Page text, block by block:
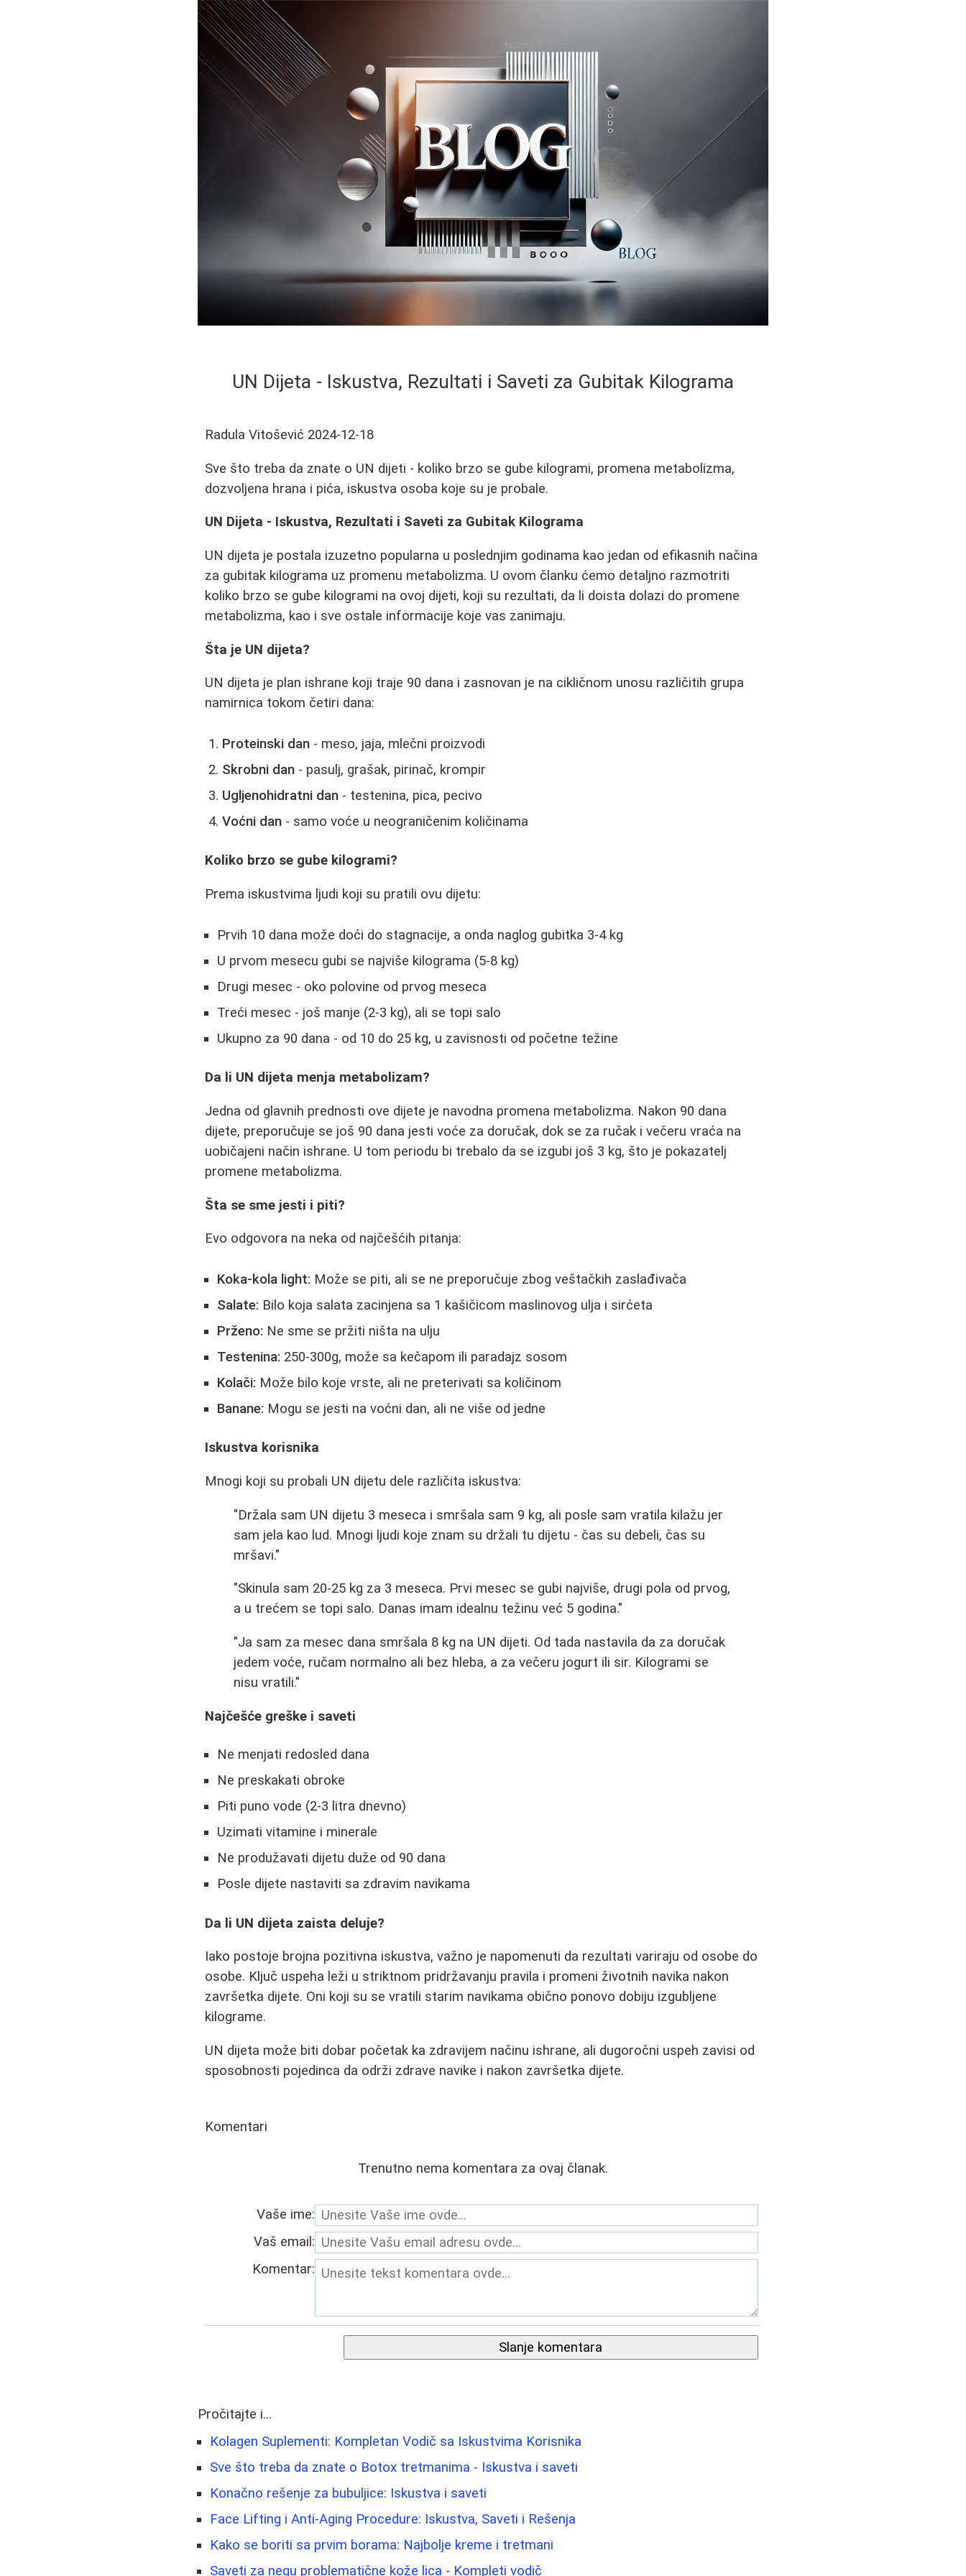
UN Dijeta - Iskustva, Rezultati i Saveti za Gubitak Kilograma
Radula Vitošević 2024-12-18
Sve što treba da znate o UN dijeti - koliko brzo se gube kilogrami, promena metabolizma,
dozvoljena hrana i pića, iskustva osoba koje su je probale.
UN Dijeta - Iskustva, Rezultati i Saveti za Gubitak Kilograma
UN dijeta je postala izuzetno popularna u poslednjim godinama kao jedan od efikasnih načina
za gubitak kilograma uz promenu metabolizma. U ovom članku ćemo detaljno razmotriti
koliko brzo se gube kilogrami na ovoj dijeti, koji su rezultati, da li doista dolazi do promene
metabolizma, kao i sve ostale informacije koje vas zanimaju.
Šta je UN dijeta?
UN dijeta je plan ishrane koji traje 90 dana i zasnovan je na cikličnom unosu različitih grupa
namirnica tokom četiri dana:
Proteinski dan - meso, jaja, mlečni proizvodi
Skrobni dan - pasulj, grašak, pirinač, krompir
Ugljenohidratni dan - testenina, pica, pecivo
Voćni dan - samo voće u neograničenim količinama
Koliko brzo se gube kilogrami?
Prema iskustvima ljudi koji su pratili ovu dijetu:
Prvih 10 dana može doći do stagnacije, a onda naglog gubitka 3-4 kg
U prvom mesecu gubi se najviše kilograma (5-8 kg)
Drugi mesec - oko polovine od prvog meseca
Treći mesec - još manje (2-3 kg), ali se topi salo
Ukupno za 90 dana - od 10 do 25 kg, u zavisnosti od početne težine
Da li UN dijeta menja metabolizam?
Jedna od glavnih prednosti ove dijete je navodna promena metabolizma. Nakon 90 dana
dijete, preporučuje se još 90 dana jesti voće za doručak, dok se za ručak i večeru vraća na
uobičajeni način ishrane. U tom periodu bi trebalo da se izgubi još 3 kg, što je pokazatelj
promene metabolizma.
Šta se sme jesti i piti?
Evo odgovora na neka od najčešćih pitanja:
Koka-kola light: Može se piti, ali se ne preporučuje zbog veštačkih zaslađivača
Salate: Bilo koja salata zacinjena sa 1 kašičicom maslinovog ulja i sirćeta
Prženo: Ne sme se pržiti ništa na ulju
Testenina: 250-300g, može sa kečapom ili paradajz sosom
Kolači: Može bilo koje vrste, ali ne preterivati sa količinom
Banane: Mogu se jesti na voćni dan, ali ne više od jedne
Iskustva korisnika
Mnogi koji su probali UN dijetu dele različita iskustva:
"Držala sam UN dijetu 3 meseca i smršala sam 9 kg, ali posle sam vratila kilažu jer
sam jela kao lud. Mnogi ljudi koje znam su držali tu dijetu - čas su debeli, čas su
mršavi."
"Skinula sam 20-25 kg za 3 meseca. Prvi mesec se gubi najviše, drugi pola od prvog,
a u trećem se topi salo. Danas imam idealnu težinu već 5 godina."
"Ja sam za mesec dana smršala 8 kg na UN dijeti. Od tada nastavila da za doručak
jedem voće, ručam normalno ali bez hleba, a za večeru jogurt ili sir. Kilogrami se
nisu vratili."
Najčešće greške i saveti
Ne menjati redosled dana
Ne preskakati obroke
Piti puno vode (2-3 litra dnevno)
Uzimati vitamine i minerale
Ne produžavati dijetu duže od 90 dana
Posle dijete nastaviti sa zdravim navikama
Da li UN dijeta zaista deluje?
Iako postoje brojna pozitivna iskustva, važno je napomenuti da rezultati variraju od osobe do
osobe. Ključ uspeha leži u striktnom pridržavanju pravila i promeni životnih navika nakon
završetka dijete. Oni koji su se vratili starim navikama obično ponovo dobiju izgubljene
kilograme.
UN dijeta može biti dobar početak ka zdravijem načinu ishrane, ali dugoročni uspeh zavisi od
sposobnosti pojedinca da održi zdrave navike i nakon završetka dijete.
Komentari
Trenutno nema komentara za ovaj članak.
Vaše ime:
Vaš email:
Komentar:
Slanje komentara
Pročitajte i...
Kolagen Suplementi: Kompletan Vodič sa Iskustvima Korisnika
Sve što treba da znate o Botox tretmanima - Iskustva i saveti
Konačno rešenje za bubuljice: Iskustva i saveti
Face Lifting i Anti-Aging Procedure: Iskustva, Saveti i Rešenja
Kako se boriti sa prvim borama: Najbolje kreme i tretmani
Saveti za negu problematične kože lica - Kompleti vodič